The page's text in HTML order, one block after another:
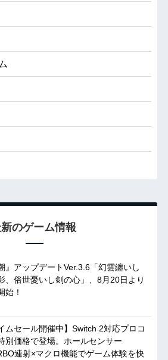
のゲーム情報
』アップデートVer.3.6「幻雲纏いし
、俗世憂いし剣の心」、8月20日より
始！
ムセール開催中】Switch 2対応プロコ
別価格で登場。ホールセンサー
連射×マクロ機能でゲーム体験を快